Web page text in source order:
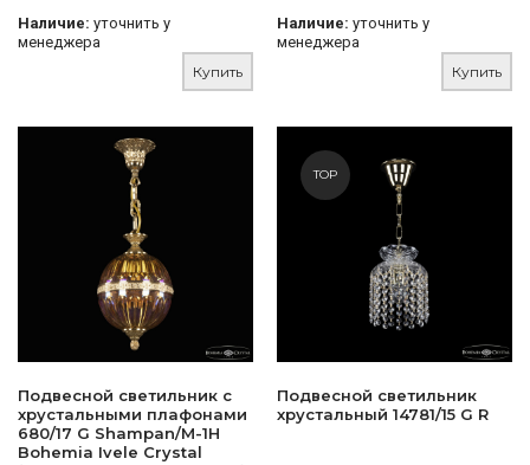
Наличие: уточнить у
менеджера
Купить
Наличие: уточнить у
менеджера
Купить
Подвесной светильник с
хрустальными плафонами
680/17 G Shampan/M-1H
Bohemia Ivele Crystal
TOP
Подвесной светильник
хрустальный 14781/15 G R